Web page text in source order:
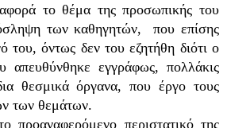
θέμα της προσωπικής του
των καθηγητών, που επίσης
του, όντως δεν του εζητήθη διότι ο
απευθύνθηκε εγγράφως, πολλάκις
θεσμικά όργανα, που έργο τους
των θεμάτων.
περιστατικό της